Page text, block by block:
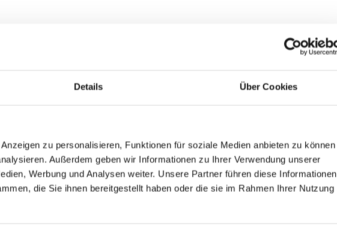
Details Über Cookies
zu personalisieren, Funktionen für soziale Medien anbieten zu können
Außerdem geben wir Informationen zu Ihrer Verwendung unserer
Werbung und Analysen weiter. Unsere Partner führen diese Informationen
die Sie ihnen bereitgestellt haben oder die sie im Rahmen Ihrer Nutzung